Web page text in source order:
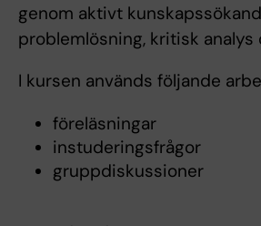
genom aktivt
problemlösning, kritisk
I kursen används följande
föreläsningar
instuderingsfrågor
gruppdiskussioner